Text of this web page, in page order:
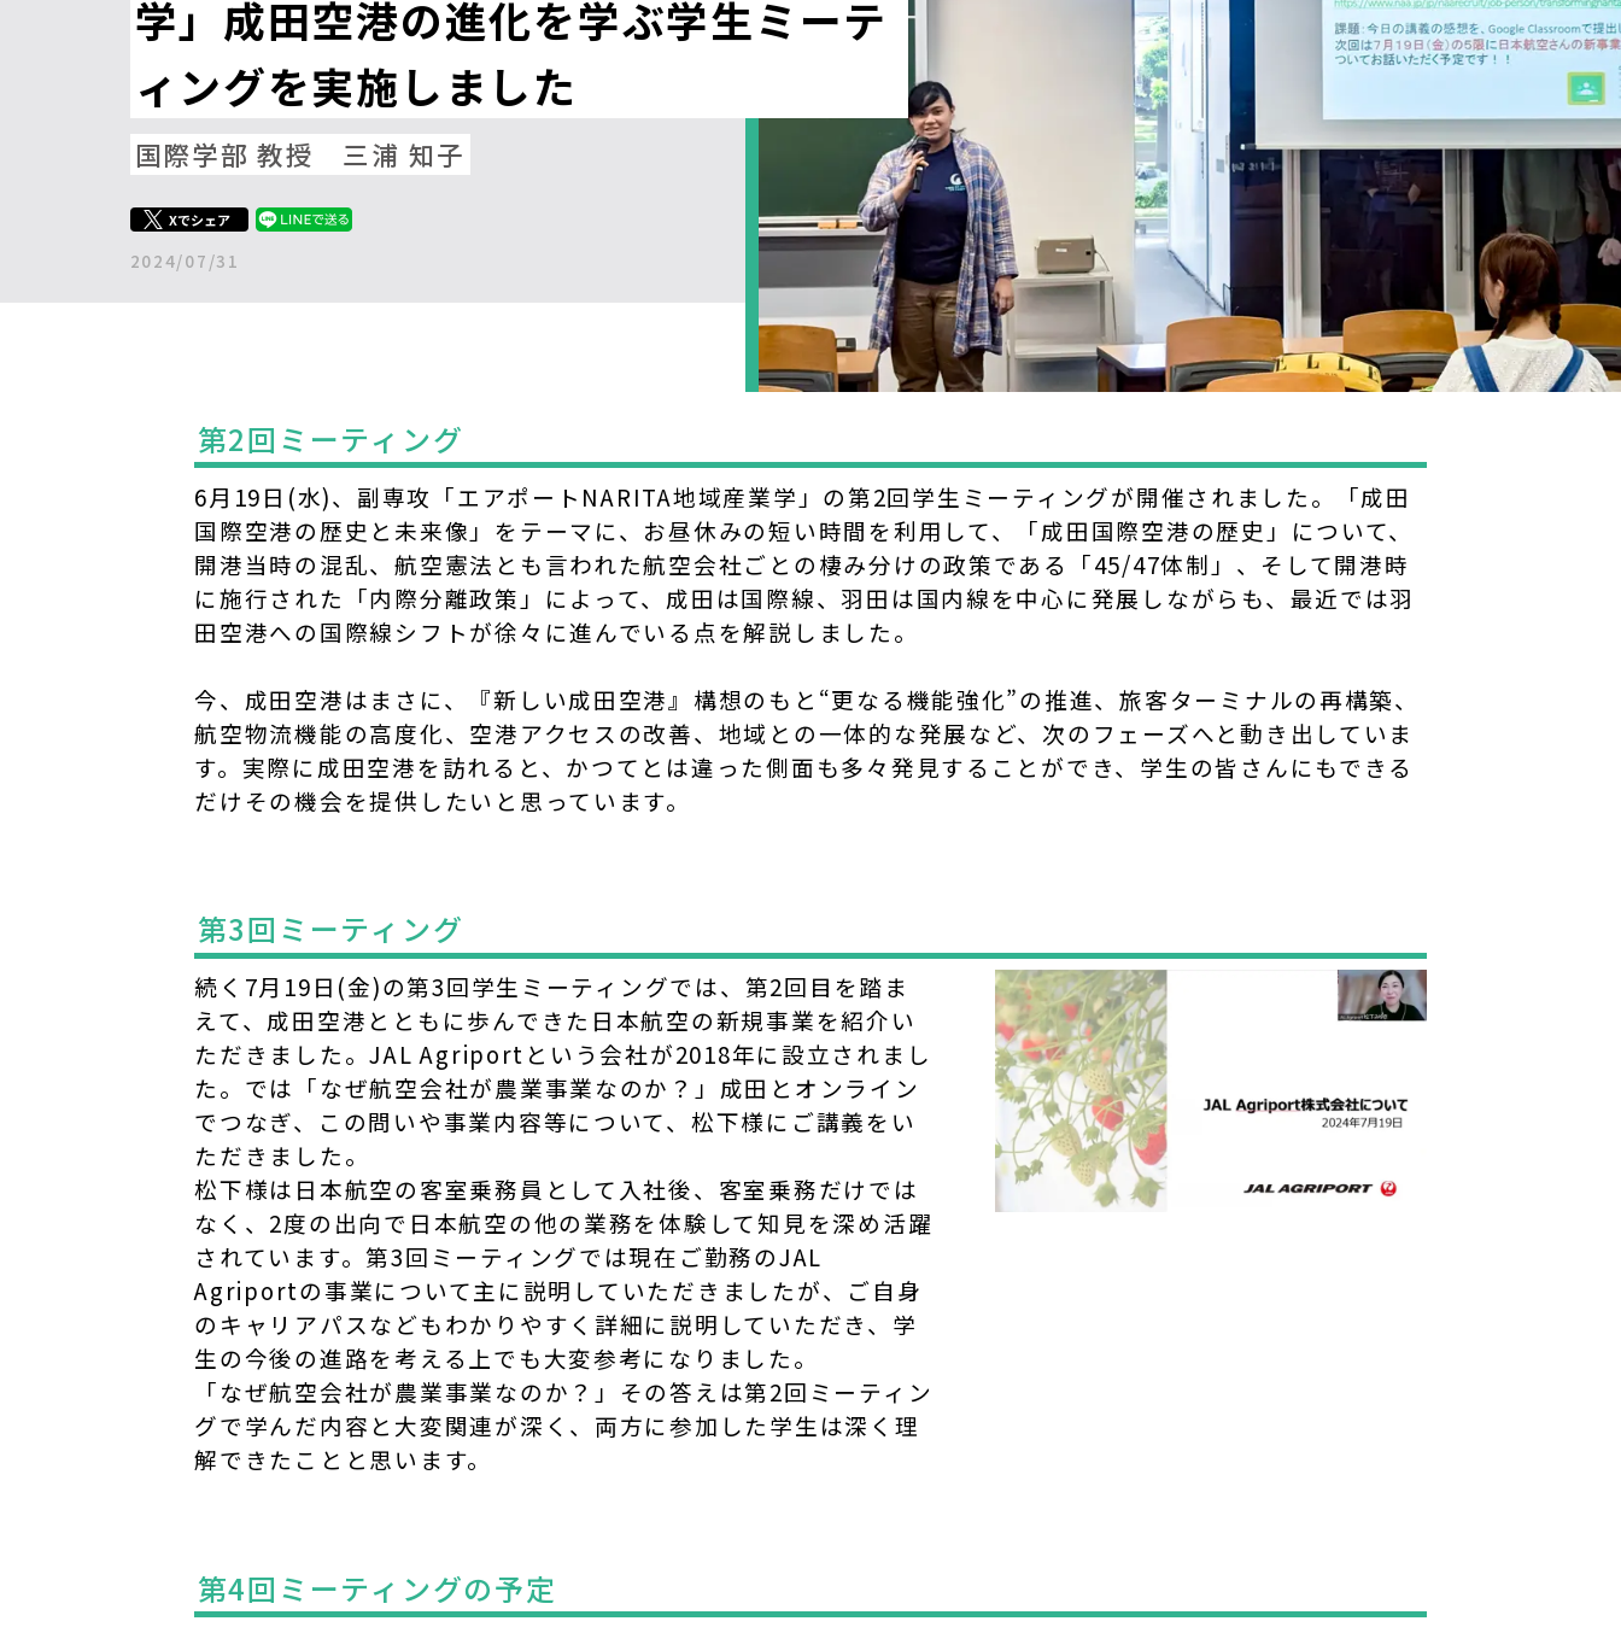
学」成田空港の進化を学ぶ学生ミーテ
ィングを実施しました
国際学部 教授 三浦 知子
Xでシェア
2024/07/31
第2回ミーティング
6月19日(水)、副専攻「エアポートNARITA地域産業学」の第2回学生ミーティングが開催されました。「成田
国際空港の歴史と未来像」をテーマに、お昼休みの短い時間を利用して、「成田国際空港の歴史」について、
開港当時の混乱、航空憲法とも言われた航空会社ごとの棲み分けの政策である「45/47体制」、そして開港時
に施行された「内際分離政策」によって、成田は国際線、羽田は国内線を中心に発展しながらも、最近では羽
田空港への国際線シフトが徐々に進んでいる点を解説しました。
今、成田空港はまさに、『新しい成田空港』構想のもと“更なる機能強化”の推進、旅客ターミナルの再構築、
航空物流機能の高度化、空港アクセスの改善、地域との一体的な発展など、次のフェーズへと動き出していま
す。実際に成田空港を訪れると、かつてとは違った側面も多々発見することができ、学生の皆さんにもできる
だけその機会を提供したいと思っています。
第3回ミーティング
続く7月19日(金)の第3回学生ミーティングでは、第2回目を踏ま
えて、成田空港とともに歩んできた日本航空の新規事業を紹介い
ただきました。JAL Agriportという会社が2018年に設立されまし
た。では「なぜ航空会社が農業事業なのか？」成田とオンライン
でつなぎ、この問いや事業内容等について、松下様にご講義をい
ただきました。
松下様は日本航空の客室乗務員として入社後、客室乗務だけでは
なく、2度の出向で日本航空の他の業務を体験して知見を深め活躍
されています。第3回ミーティングでは現在ご勤務のJAL
Agriportの事業について主に説明していただきましたが、ご自身
のキャリアパスなどもわかりやすく詳細に説明していただき、学
生の今後の進路を考える上でも大変参考になりました。
「なぜ航空会社が農業事業なのか？」その答えは第2回ミーティン
グで学んだ内容と大変関連が深く、両方に参加した学生は深く理
解できたことと思います。
第4回ミーティングの予定